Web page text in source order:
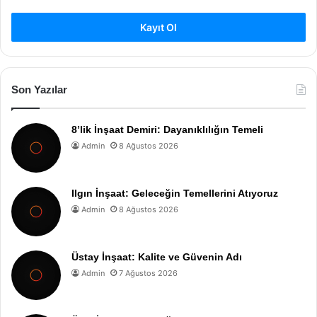
Kayıt Ol
Son Yazılar
8’lik İnşaat Demiri: Dayanıklılığın Temeli
Admin 8 Ağustos 2026
Ilgın İnşaat: Geleceğin Temellerini Atıyoruz
Admin 8 Ağustos 2026
Üstay İnşaat: Kalite ve Güvenin Adı
Admin 7 Ağustos 2026